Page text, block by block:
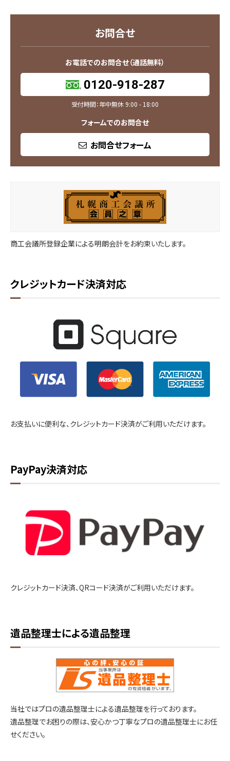
お問合せ
お電話でのお問合せ（通話無料）
0120-918-287
受付時間：年中無休 9:00 - 18:00
フォームでのお問合せ
お問合せフォーム
商工会議所登録企業による明朗会計をお約束いたします。
クレジットカード決済対応
お支払いに便利な、クレジットカード決済がご利用いただけます。
PayPay決済対応
クレジットカード決済、QRコード決済がご利用いただけます。
遺品整理士による遺品整理
当社ではプロの遺品整理士による遺品整理を行っております。
遺品整理でお困りの際は、安心かつ丁寧なプロの遺品整理士にお任
せください。